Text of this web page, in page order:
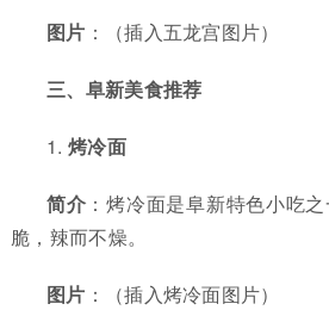
图片 ：（插入五龙宫图片）
三、阜新美食推荐
1. 烤冷面
简介 ：烤冷面是阜新特色小吃
脆，辣而不燥。
图片 ：（插入烤冷面图片）